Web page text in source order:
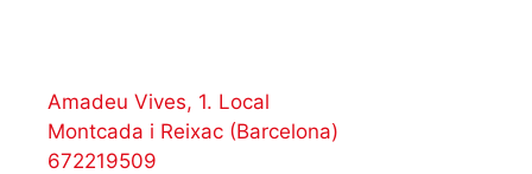
Amadeu Vives, 1. Local
Montcada i Reixac (Barcelona)
672219509